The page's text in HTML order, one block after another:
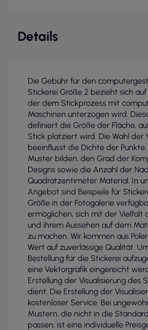
Details
Die Gebühr für den
Stickerei Größe 2 bezieht sich
der dem Stickprozess mit
Maschinen unterzogen wird.
definiert die Größe der Fläche,
Stick platziert wird. Die Wahl der
beeinflusst die Dichte der
Muster bilden, den Grad der
Designs sowie die Anzahl der
Quadratzentimeter Material. In
Angebot sind Beispiele für
Größe in der Fotogalerie
ermöglichen, sich mit der Vielfalt
und ihrem Aussehen auf dem
zu machen. Wir kommen aus
Wert auf zuverlässige Qualität.
Bestellung für die Stickerei
eine Vektorgrafik eingereicht
Erstellung der Visualisierung des
dient. Die Erstellung der
kostenloser Service. Bei
Mustern, die nicht in die
passen, ist eine individuelle